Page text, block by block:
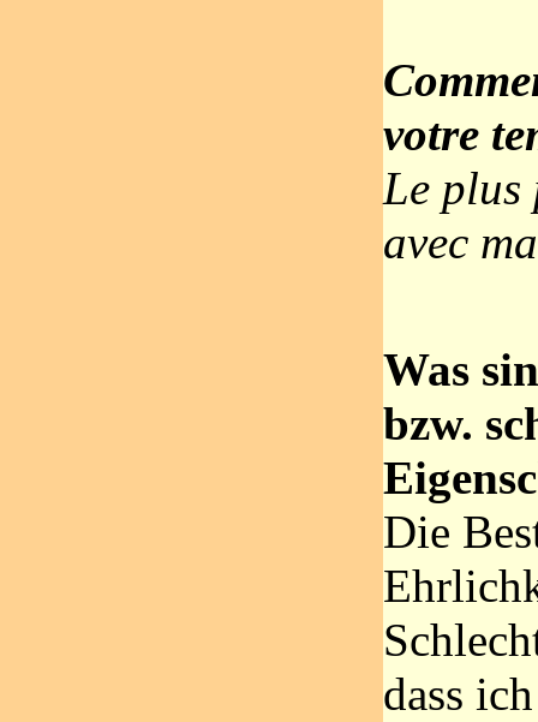
votre
Le plus
avec
Was
bzw.
Die
dass